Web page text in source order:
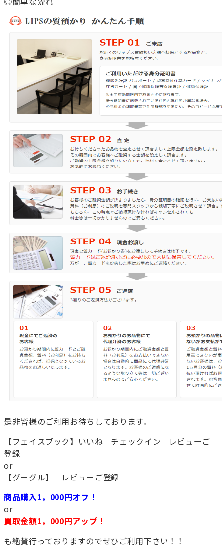
是非皆様のご利用お待ちしております。
【フェイスブック】いいね チェックイン レビューご
登録
or
【グーグル】 レビューご登録
商品購入1，000円オフ！
or
買取金額1，000円アップ！
も絶賛行っておりますのでぜひご利用下さい！！